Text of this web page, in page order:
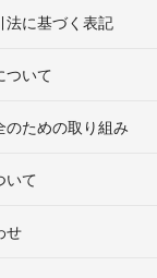
法に基づく表記
ついて
のための取り組み
いて
せ